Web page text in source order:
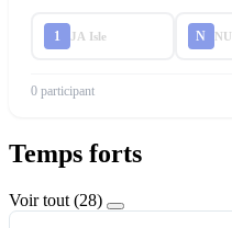
1 JA Isle N
0 participant
Temps forts
Voir tout (28)